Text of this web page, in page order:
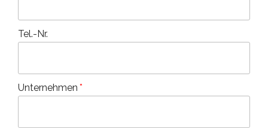
Tel.-Nr.
Unternehmen